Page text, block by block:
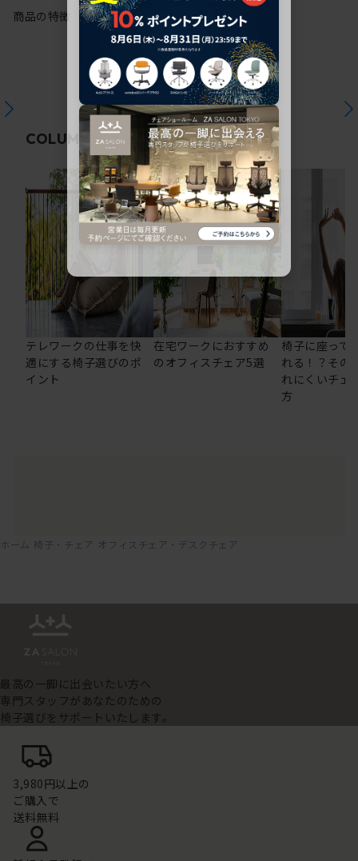
商品の特徴
COLUMN 関連コラム
テレワークの仕事を快
適にする椅子選びのポ
イント
在宅ワークにおすすめ
のオフィスチェア5選
椅子に座って
れる！？その
れにくいチェ
方
ホーム 椅子・チェア オフィスチェア・デスクチェア
最高の一脚に出会いたい方へ
専門スタッフがあなたのための
椅子選びをサポートいたします。
3,980円以上の
ご購入で
送料無料